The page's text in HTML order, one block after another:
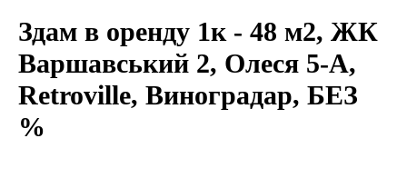
Здам в оренду 1к - 48 м2, ЖК
Варшавський 2, Олеся 5-А,
Retroville, Виноградар, БЕЗ
%